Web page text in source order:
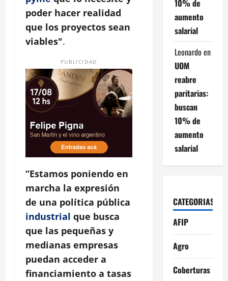
poder hacer realidad
que los proyectos sean
viables".
PUBLICIDAD
“Estamos poniendo en
marcha la expresión
de una política pública
industrial que busca
que las pequeñas y
medianas empresas
puedan acceder a
financiamiento a tasas
10% de
aumento
salarial
Leonardo en
UOM
reabre
paritarias:
buscan
10% de
aumento
salarial
CATEGORIAS
AFIP
Agro
Coberturas